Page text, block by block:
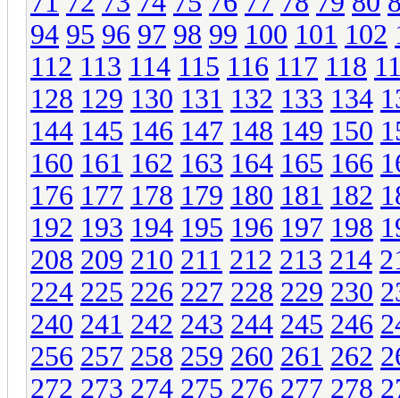
94 95 96 97 98 99 100 101 102
112 113 114 115 116 117 118
128 129 130 131 132 133 134
144 145 146 147 148 149 150
160 161 162 163 164 165 166
176 177 178 179 180 181 182
192 193 194 195 196 197 198
208 209 210 211 212 213 214
224 225 226 227 228 229 230
240 241 242 243 244 245 246
256 257 258 259 260 261 262
272 273 274 275 276 277 278